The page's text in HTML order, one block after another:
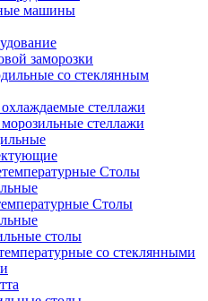
машины
заморозки
со стеклянным
стеллажи
стеллажи
Столы
Столы
столы
со стеклянными